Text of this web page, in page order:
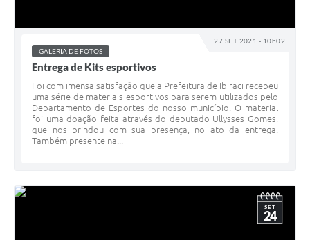
27 SET 2021 - 10h02
GALERIA DE FOTOS
Entrega de Kits esportivos
Foi com imensa satisfação que a Prefeitura de Ibiraci recebeu
uma série de materiais esportivos para serem utilizados pelo
Departamento de Esportes do nosso município. O material
foi uma doação feita através do deputado Ullysses Gomes,
que nos brindou com sua presença, no ato da entrega.
Também presente na...
SET
24